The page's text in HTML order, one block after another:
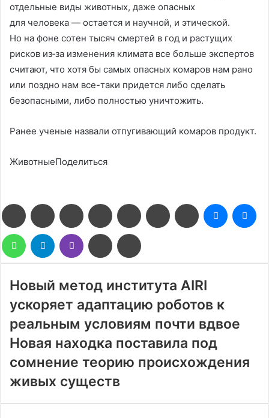
отдельные виды животных, даже опасных
для человека — остается и научной, и этической.
Но на фоне сотен тысяч смертей в год и растущих
рисков из‑за изменения климата все больше экспертов
считают, что хотя бы самых опасных комаров нам рано
или поздно нам все-таки придется либо сделать
безопасными, либо полностью уничтожить.
Ранее ученые назвали отпугивающий комаров продукт.
ЖивотныеПоделиться
FacebookTwitter LinkedIn Pinterest Reddit ВконтактеОдноклассники
Messenger
WhatsAppTelegram Viber
Поделиться
через
электронную
Новый метод института AIRI
ускоряет адаптацию роботов к
реальным условиям почти вдвое
Новая находка поставила под
сомнение теорию происхождения
живых существ